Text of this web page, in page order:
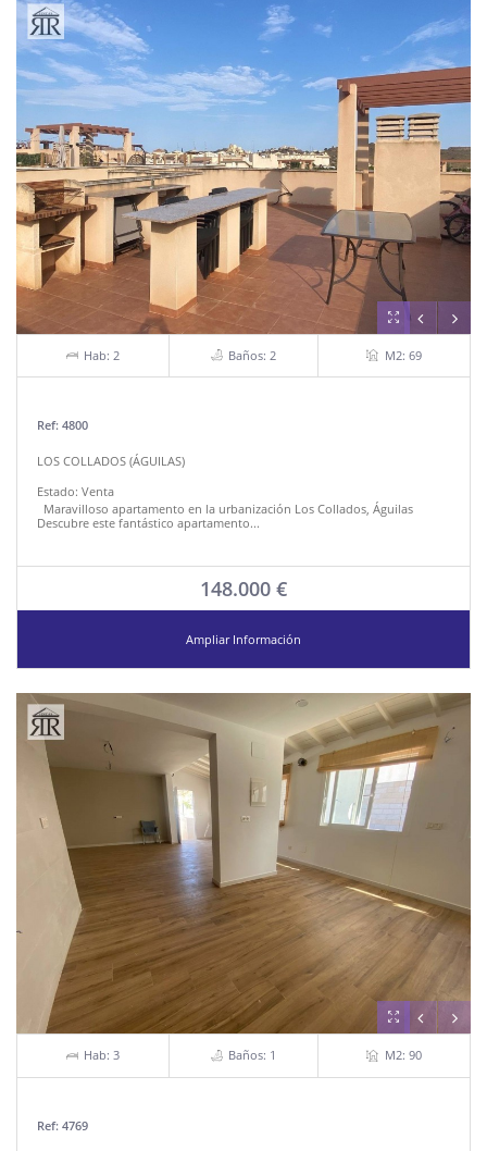
Hab: 2 Baños: 2 M2: 69
Ref: 4800
LOS COLLADOS (ÁGUILAS)
Estado: Venta
Maravilloso apartamento en la urbanización Los Collados, Águilas
Descubre este fantástico apartamento...
148.000 €
Ampliar Información
Hab: 3 Baños: 1 M2: 90
Ref: 4769